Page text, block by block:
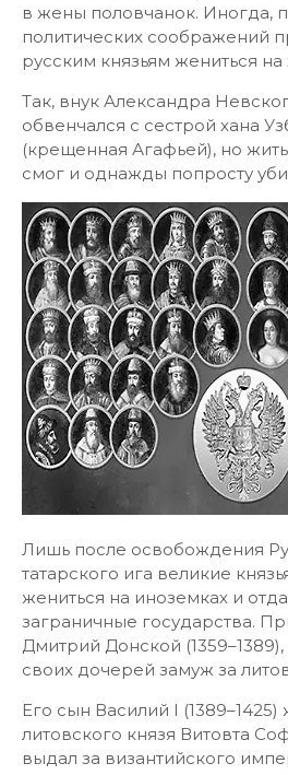
в жены половчанок. Иногда,
политических соображений
русским князьям жениться на
Так, внук Александра
обвенчался с сестрой хана
(крещенная Агафьей), но
смог и однажды попросту
Лишь после освобождения
татарского ига великие
жениться на иноземках и
заграничные государства.
Дмитрий Донской
своих дочерей замуж за
Его сын Василий I
литовского князя Витовта
выдал за византийского